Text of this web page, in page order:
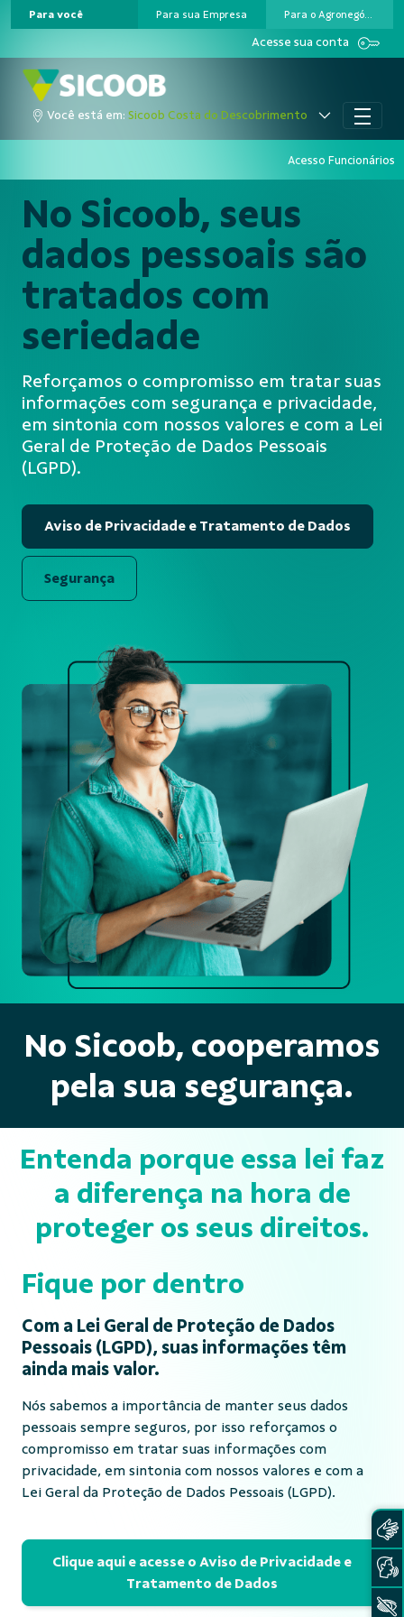
Pular para o Conteúdo principal
Para você Para sua Empresa Para o Agronegócio
Acesse sua conta
Você está em: Sicoob Costa do Descobrimento
Acesso Funcionários
No Sicoob, seus
dados pessoais são
tratados com
seriedade
Reforçamos o compromisso em tratar suas
informações com segurança e privacidade,
em sintonia com nossos valores e com a Lei
Geral de Proteção de Dados Pessoais
(LGPD).
Aviso de Privacidade e Tratamento de Dados
Segurança
No Sicoob, cooperamos
pela sua segurança.
Entenda porque essa lei faz
a diferença na hora de
proteger os seus direitos.
Fique por dentro
Com a Lei Geral de Proteção de Dados
Pessoais (LGPD), suas informações têm
ainda mais valor.
Nós sabemos a importância de manter seus dados
pessoais sempre seguros, por isso reforçamos o
compromisso em tratar suas informações com
privacidade, em sintonia com nossos valores e com a
Lei Geral da Proteção de Dados Pessoais (LGPD).
Clique aqui e acesse o Aviso de Privacidade e
Tratamento de Dados